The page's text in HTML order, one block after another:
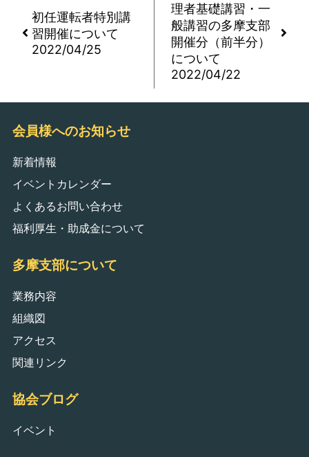
初任運転者特別講
習開催について
2022/04/25
理者基礎講習・一
般講習の多摩支部
開催分（前半分）
について
2022/04/22
会員様へのお知らせ
新着情報
イベントカレンダー
よくあるお問い合わせ
福利厚生・助成金について
多摩支部について
業務内容
組織図
アクセス
関連リンク
協会ブログ
イベント